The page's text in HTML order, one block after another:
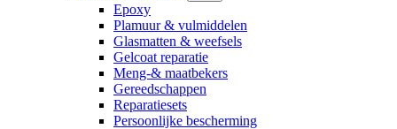
Epoxy
Plamuur & vulmiddelen
Glasmatten & weefsels
Gelcoat reparatie
Meng-& maatbekers
Gereedschappen
Reparatiesets
Persoonlijke bescherming